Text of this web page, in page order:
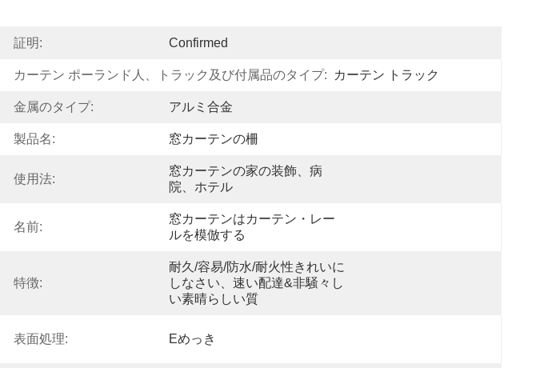
証明: Confirmed
カーテン ポーランド人、トラック及び付属品のタイプ: カーテン トラック
金属のタイプ: アルミ合金
製品名: 窓カーテンの柵
使用法:
窓カーテンの家の装飾、病
院、ホテル
名前:
窓カーテンはカーテン・レー
ルを模倣する
特徴:
耐久/容易/防水/耐火性きれいに
しなさい、速い配達&非騒々し
い素晴らしい質
表面処理: Eめっき